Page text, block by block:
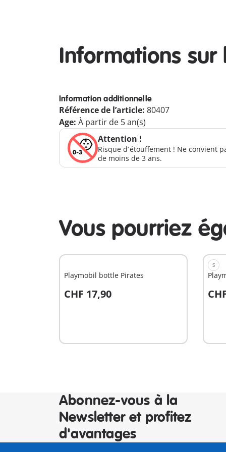
Informations sur
Information additionnelle
Référence de l’article: 80407
Age: À partir de 5 an(s)
Attention !
Risque d´étouffement ! Ne convient
de moins de 3 ans.
Vous pourriez
Playmobil bottle Pirates
CHF 17,90
Au panier
S
Abonnez-vous à la
Newsletter et profitez
d'avantages